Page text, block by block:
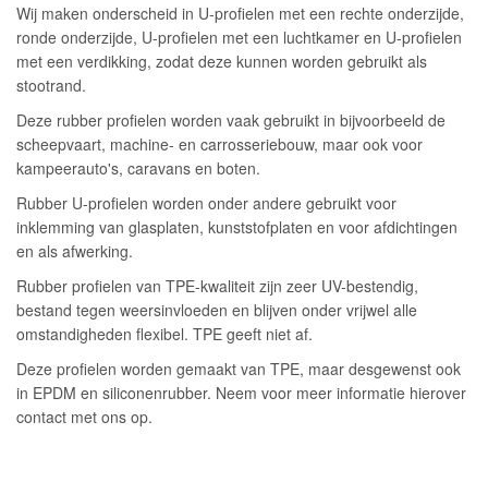
Wij maken onderscheid in U-profielen met een rechte onderzijde,
ronde onderzijde, U-profielen met een luchtkamer en U-profielen
met een verdikking, zodat deze kunnen worden gebruikt als
stootrand.
Deze rubber profielen worden vaak gebruikt in bijvoorbeeld de
scheepvaart, machine- en carrosseriebouw, maar ook voor
kampeerauto's, caravans en boten.
Rubber U-profielen worden onder andere gebruikt voor
inklemming van glasplaten, kunststofplaten en voor afdichtingen
en als afwerking.
Rubber profielen van TPE-kwaliteit zijn zeer UV-bestendig,
bestand tegen weersinvloeden en blijven onder vrijwel alle
omstandigheden flexibel. TPE geeft niet af.
Deze profielen worden gemaakt van TPE, maar desgewenst ook
in EPDM en siliconenrubber. Neem voor meer informatie hierover
contact met ons op.